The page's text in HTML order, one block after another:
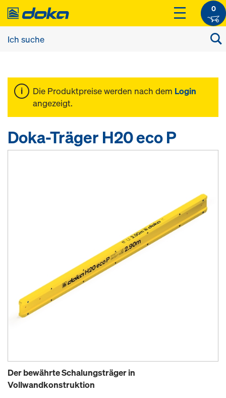
0
Die Produktpreise werden nach dem Login
angezeigt.
Doka-Träger H20 eco P
Der bewährte Schalungsträger in
Vollwandkonstruktion